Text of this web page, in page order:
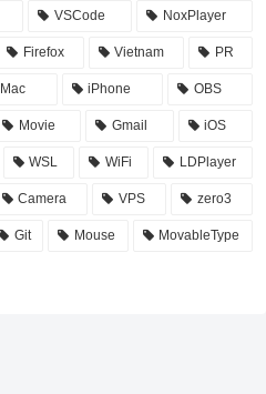
VSCode NoxPlayer
Firefox Vietnam PR
Mac iPhone OBS
Movie Gmail iOS
WSL WiFi LDPlayer
Camera VPS zero3
Git Mouse MovableType